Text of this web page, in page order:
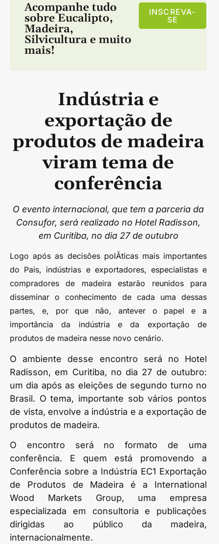
Acompanhe tudo
sobre Eucalipto,
Madeira,
Silvicultura e muito
mais!
INSCREVA-
SE
Indústria e
exportação de
produtos de madeira
viram tema de
conferência
O evento internacional, que tem a parceria da
Consufor, será realizado no Hotel Radisson,
em Curitiba, no dia 27 de outubro
Logo após as decisões polÃ­ticas mais importantes
do País, indústrias e exportadores, especialistas e
compradores de madeira estarão reunidos para
disseminar o conhecimento de cada uma dessas
partes, e, por que não, antever o papel e a
importância da indústria e da exportação de
produtos de madeira nesse novo cenário.
O ambiente desse encontro será no Hotel
Radisson, em Curitiba, no dia 27 de outubro:
um dia após as eleições de segundo turno no
Brasil. O tema, importante sob vários pontos
de vista, envolve a indústria e a exportação de
produtos de madeira.
O encontro será no formato de uma
conferência. E quem está promovendo a
Conferência sobre a Indústria EC1 Exportação
de Produtos de Madeira é a International
Wood Markets Group, uma empresa
especializada em consultoria e publicações
dirigidas ao público da madeira,
internacionalmente.